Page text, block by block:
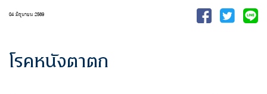
04 มิถุนายน 2569
โรคหนังตาตก